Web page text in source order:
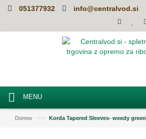
051377932 info@centralvod.si
MENU
Domov —› Korda Tapered Sleeves- weedy green